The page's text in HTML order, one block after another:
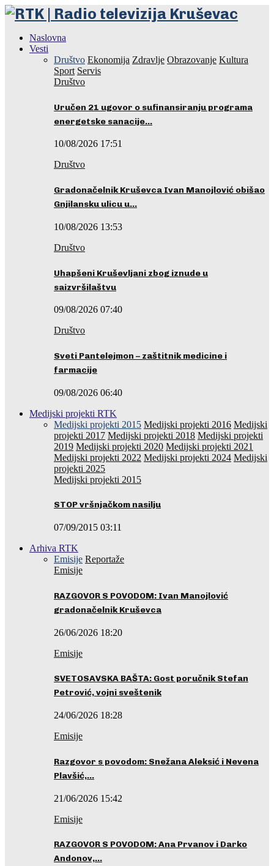
Naslovna
Vesti
Društvo Ekonomija Zdravlje Obrazovanje Kultura
Sport Servis
Društvo
Uručen 21 ugovor o sufinansiranju programa
energetske sanacije…
10/08/2026 17:51
Društvo
Gradonačelnik Kruševca Ivan Manojlović obišao
Gnjilansku ulicu u…
10/08/2026 13:53
Društvo
Uhapšeni Kruševljani zbog iznude u
saizvršilaštvu
09/08/2026 07:40
Društvo
Sveti Pantelejmon – zaštitnik medicine i
farmacije
09/08/2026 06:40
Medijski projekti RTK
Medijski projekti 2015 Medijski projekti 2016 Medijski
projekti 2017 Medijski projekti 2018 Medijski projekti
2019 Medijski projekti 2020 Medijski projekti 2021
Medijski projekti 2022 Medijski projekti 2024 Medijski
projekti 2025
Medijski projekti 2015
STOP vršnjačkom nasilju
07/09/2015 03:11
Arhiva RTK
Emisije Reportaže
Emisije
RAZGOVOR S POVODOM: Ivan Manojlović
gradonačelnik Kruševca
26/06/2026 18:20
Emisije
SVETOSAVSKA BAŠTA: Gost poručnik Stefan
Petrović, vojni sveštenik
24/06/2026 18:28
Emisije
Razgovor s povodom: Snežana Aleksić i Nevena
Plavšić,…
21/06/2026 15:42
Emisije
RAZGOVOR S POVODOM: Ana Prvanov i Darko
Andonov,…